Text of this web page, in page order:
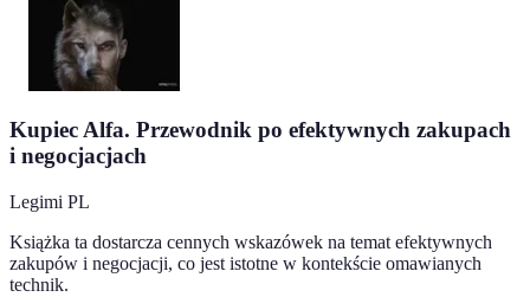
Kupiec Alfa. Przewodnik po efektywnych zakupach
i negocjacjach
Legimi PL
Książka ta dostarcza cennych wskazówek na temat efektywnych
zakupów i negocjacji, co jest istotne w kontekście omawianych
technik.